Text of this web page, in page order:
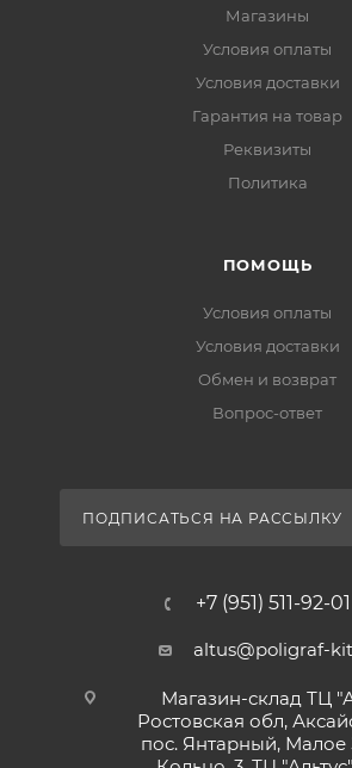
Магазины
Условия оплаты
Условия доставки
Гарантия на товар
Реквизиты
Политика
ПОМОЩЬ
Условия оплаты
Условия доставки
Обмен и возврат
Вопрос-ответ
ПОДПИСАТЬСЯ НА РАССЫЛКУ
+7 (951) 511-92-01
altus@poligraf-
Магазин-склад ТЦ
Ростовская обл,
пос. Янтарный, Малое